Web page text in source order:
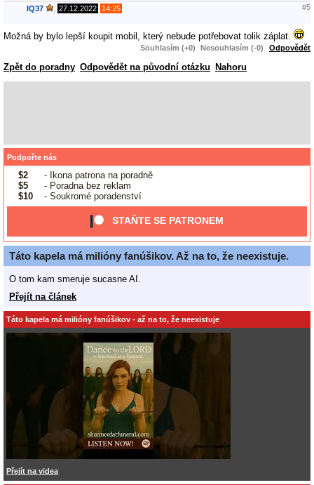
IQ37 27.12.2022 14:25 #5
Možná by bylo lepší koupit mobil, který nebude potřebovat tolik záplat.
Souhlasím (+0) Nesouhlasím (-0) Odpovědět
Zpět do poradny Odpovědět na původní otázku Nahoru
Podpořte nás
$2
- Ikona patrona na poradně
$5
- Poradna bez reklam
$10
- Soukromé poradenství
STAŇTE SE PATRONEM
Táto kapela má milióny fanúšikov. Až na to, že neexistuje.
O tom kam smeruje sucasne AI.
Přejít na článek
Táto kapela má milióny fanúšikov - až na to, že neexistuje
Přejít na videa